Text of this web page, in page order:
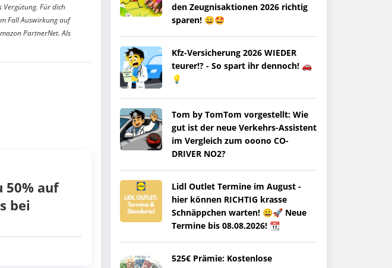
Vergütung. Für dich
Fall Auswirkung auf
PartnerNet. Als
50% auf
bei
den Zeugnisaktionen 2026 richtig
sparen! 😀🤩
Kfz-Versicherung 2026 WIEDER
teurer!? - So spart ihr dennoch! 🚗
💡
Tom by TomTom vorgestellt: Wie
gut ist der neue Verkehrs-Assistent
im Vergleich zum ooono CO-
DRIVER NO2?
Lidl Outlet Termine im August -
hier können RICHTIG krasse
Schnäppchen warten! 😀🚀 Neue
Termine bis 08.08.2026! 📆
525€ Prämie: Kostenlose